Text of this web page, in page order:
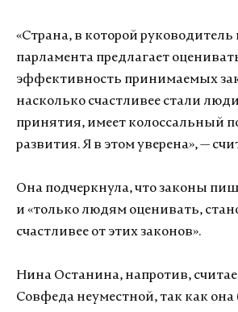
«Страна, в которой
парламента предлагает
эффективность принимаемых
насколько счастливее стали
принятия, имеет колоссальный
развития. Я в этом уверена», —
Она подчеркнула, что законы
и «только людям оценивать,
счастливее от этих законов».
Нина Останина, напротив,
Совфеда неуместной, так как